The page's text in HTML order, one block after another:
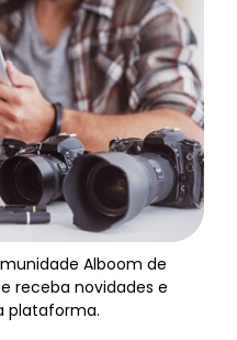
Alboom de
receba novidades e
plataforma.